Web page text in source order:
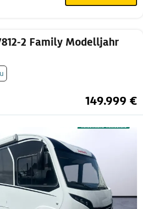
2 Family Modelljahr
149.999 €